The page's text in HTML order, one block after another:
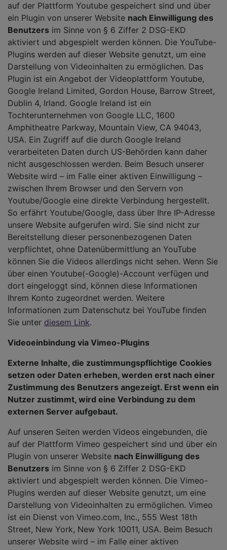
auf der Plattform Youtube gespeichert sind und über
ein Plugin von unserer Website nach Einwilligung des
Benutzers im Sinne von § 6 Ziffer 2 DSG-EKD
aktiviert und abgespielt werden können. Die YouTube-
Plugins werden auf dieser Website genutzt, um eine
Darstellung von Videoinhalten zu ermöglichen. Das
Plugin ist ein Angebot der Videoplattform Youtube,
Google Ireland Limited, Gordon House, Barrow Street,
Dublin 4, Irland. Google Ireland ist ein
Tochterunternehmen von Google LLC, 1600
Amphitheatre Parkway, Mountain View, CA 94043,
USA. Ein Zugriff auf die durch Google Ireland
verarbeiteten Daten durch US-Behörden kann daher
nicht ausgeschlossen werden. Beim Besuch unserer
Website wird – im Falle einer aktiven Einwilligung –
zwischen Ihrem Browser und den Servern von
Youtube/Google eine direkte Verbindung hergestellt.
So erfährt Youtube/Google, dass über Ihre IP-Adresse
unsere Website aufgerufen wird. Sie sind nicht zur
Bereitstellung dieser personenbezogenen Daten
verpflichtet, ohne Datenübermittlung an YouTube
können Sie die Videos allerdings nicht sehen. Wenn Sie
über einen Youtube(-Google)-Account verfügen und
dort eingeloggt sind, können diese Informationen
Ihrem Konto zugeordnet werden. Weitere
Informationen zum Datenschutz bei YouTube finden
Sie unter diesem Link.
Videoeinbindung via Vimeo-Plugins
Externe Inhalte, die zustimmungspflichtige Cookies
setzen oder Daten erheben, werden erst nach einer
Zustimmung des Benutzers angezeigt. Erst wenn ein
Nutzer zustimmt, wird eine Verbindung zu dem
externen Server aufgebaut.
Auf unseren Seiten werden Videos eingebunden, die
auf der Plattform Vimeo gespeichert sind und über ein
Plugin von unserer Website nach Einwilligung des
Benutzers im Sinne von § 6 Ziffer 2 DSG-EKD
aktiviert und abgespielt werden können. Die Vimeo-
Plugins werden auf dieser Website genutzt, um eine
Darstellung von Videoinhalten zu ermöglichen. Vimeo
ist ein Dienst von Vimeo.com, Inc., 555 West 18th
Street, New York, New York 10011, USA. Beim Besuch
unserer Website wird – im Falle einer aktiven